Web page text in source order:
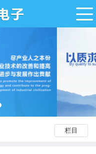
栏目